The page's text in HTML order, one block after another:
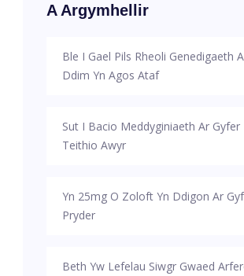
A Argymhellir
Ble I Gael Pils Rheoli Genedigaeth
Ddim Yn Agos Ataf
Sut I Bacio Meddyginiaeth Ar Gyfer
Teithio Awyr
Yn 25mg O Zoloft Yn Ddigon Ar
Pryder
Beth Yw Lefelau Siwgr Gwaed